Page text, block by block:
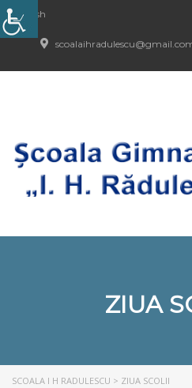
English
ZIUA
SCOALA I H RADULESCU > ZIUA SCOLII